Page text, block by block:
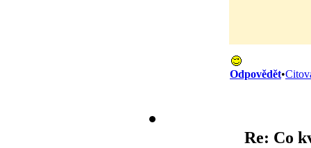
Odpovědět•
Re: Co